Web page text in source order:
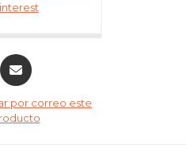
por correo este